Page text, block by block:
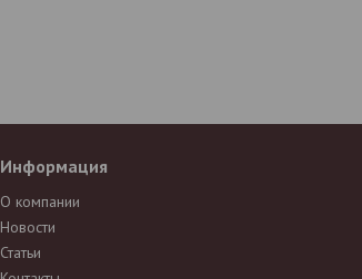
Информация
О компании
Новости
Статьи